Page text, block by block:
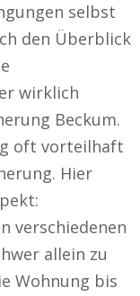
selbst
den Überblick
wirklich
Beckum.
oft vorteilhaft
Hier
verschiedenen
allein zu
Wohnung bis